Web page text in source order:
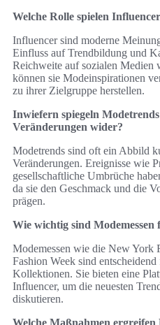
Welche Rolle spielen
Influencer sind moderne
Einfluss auf Trendbildung und
Reichweite auf sozialen Medien
können sie Modeinspirationen
zu ihrer Zielgruppe herstellen.
Inwiefern spiegeln
Veränderungen wider?
Modetrends sind oft ein Abbild
Veränderungen. Ereignisse wie
gesellschaftliche Umbrüche
da sie den Geschmack und die
prägen.
Wie wichtig sind Modemessen
Modemessen wie die New York
Fashion Week sind
Kollektionen. Sie bieten eine
Influencer, um die neuesten
diskutieren.